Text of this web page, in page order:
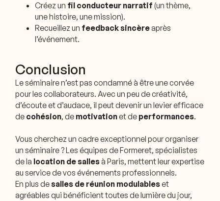
Créez un fil conducteur narratif (un thème,
une histoire, une mission).
Recueillez un feedback sincère après
l’événement.
Conclusion
Le séminaire n’est pas condamné à être une corvée
pour les collaborateurs. Avec un peu de créativité,
d’écoute et d’audace, il peut devenir un levier efficace
de cohésion, de motivationet de performances.
Vous cherchez un cadre exceptionnel pour organiser
un séminaire ? Les équipes de Formeret, spécialistes
de la location de salles à Paris, mettent leur expertise
au service de vos événements professionnels.
En plus desalles de réunion modulableset
agréables qui bénéficient toutes de lumière du jour,